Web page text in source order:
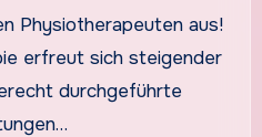
Physiotherapeuten aus!
erfreut sich steigender
durchgeführte